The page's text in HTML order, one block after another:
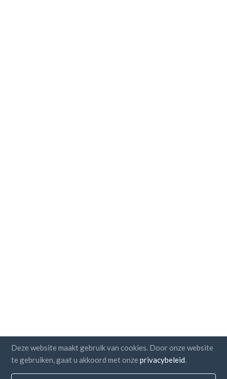
Deze website maakt gebruik van cookies. Door onze website
te gebruiken, gaat u akkoord met onzeprivacybeleid